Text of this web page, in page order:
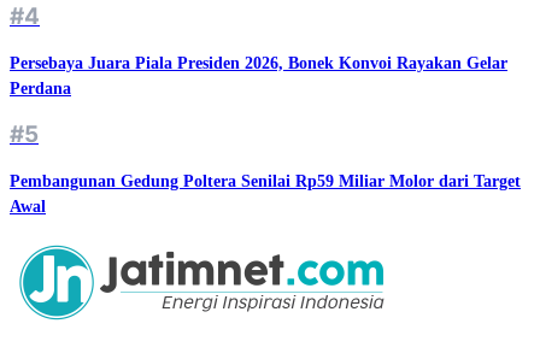
#4
Persebaya Juara Piala Presiden 2026, Bonek Konvoi Rayakan Gelar
Perdana
#5
Pembangunan Gedung Poltera Senilai Rp59 Miliar Molor dari Target
Awal